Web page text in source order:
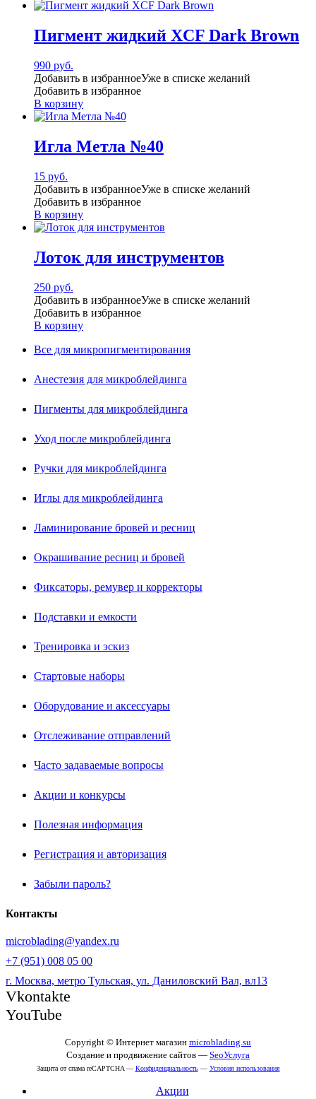
Пигмент жидкий XCF Dark Brown
990 руб.
Добавить в избранноеУже в списке желаний
Добавить в избранное
В корзину
Игла Метла №40
15 руб.
Добавить в избранноеУже в списке желаний
Добавить в избранное
В корзину
Лоток для инструментов
250 руб.
Добавить в избранноеУже в списке желаний
Добавить в избранное
В корзину
Все для микропигментирования
Анестезия для микроблейдинга
Пигменты для микроблейдинга
Уход после микроблейдинга
Ручки для микроблейдинга
Иглы для микроблейдинга
Ламинирование бровей и ресниц
Окрашивание ресниц и бровей
Фиксаторы, ремувер и корректоры
Подставки и емкости
Тренировка и эскиз
Стартовые наборы
Оборудование и аксессуары
Отслеживание отправлений
Часто задаваемые вопросы
Акции и конкурсы
Полезная информация
Регистрация и авторизация
Забыли пароль?
Контакты
microblading@yandex.ru
+7 (951) 008 05 00
г. Москва, метро Тульская, ул. Даниловский Вал, вл13
Vkontakte
YouTube
Copyright © Интернет магазин microblading.su
Создание и продвижение сайтов — SeoУслуга
Защита от спама reCAPTCHA — Конфиденциальность— Условия использования
Акции